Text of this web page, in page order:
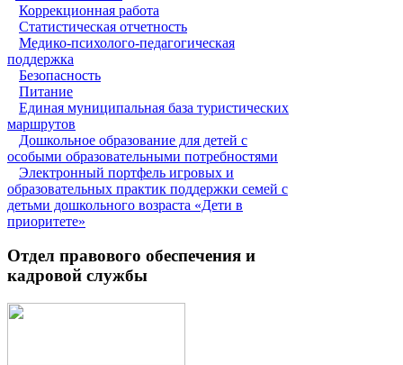
Коррекционная работа
Статистическая отчетность
Медико-психолого-педагогическая
поддержка
Безопасность
Питание
Единая муниципальная база туристических
маршрутов
Дошкольное образование для детей с
особыми образовательными потребностями
Электронный портфель игровых и
образовательных практик поддержки семей с
детьми дошкольного возраста «Дети в
приоритете»
Отдел правового обеспечения и
кадровой службы